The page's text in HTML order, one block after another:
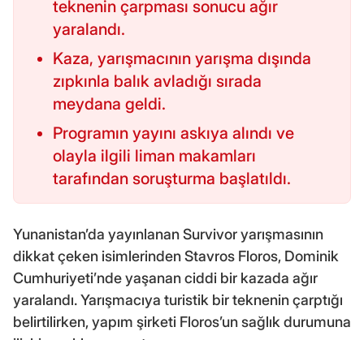
teknenin çarpması sonucu ağır
yaralandı.
Kaza, yarışmacının yarışma dışında
zıpkınla balık avladığı sırada
meydana geldi.
Programın yayını askıya alındı ve
olayla ilgili liman makamları
tarafından soruşturma başlatıldı.
Yunanistan’da yayınlanan Survivor yarışmasının
dikkat çeken isimlerinden Stavros Floros, Dominik
Cumhuriyeti’nde yaşanan ciddi bir kazada ağır
yaralandı. Yarışmacıya turistik bir teknenin çarptığı
belirtilirken, yapım şirketi Floros’un sağlık durumuna